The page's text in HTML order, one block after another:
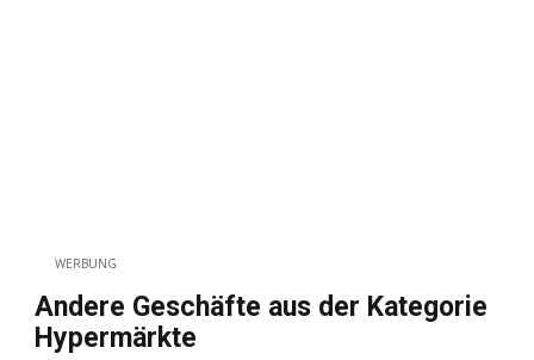
WERBUNG
Andere Geschäfte aus der Kategorie
Hypermärkte